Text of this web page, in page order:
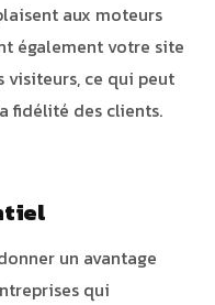
aux moteurs
également votre site
visiteurs, ce qui peut
fidélité des clients.
un avantage
qui